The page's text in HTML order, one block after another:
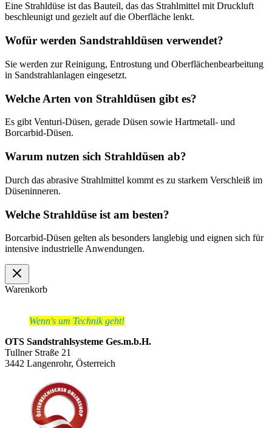
Eine Strahldüse ist das Bauteil, das das Strahlmittel mit Druckluft
beschleunigt und gezielt auf die Oberfläche lenkt.
Wofür werden Sandstrahldüsen verwendet?
Sie werden zur Reinigung, Entrostung und Oberflächenbearbeitung
in Sandstrahlanlagen eingesetzt.
Welche Arten von Strahldüsen gibt es?
Es gibt Venturi-Düsen, gerade Düsen sowie Hartmetall- und
Borcarbid-Düsen.
Warum nutzen sich Strahldüsen ab?
Durch das abrasive Strahlmittel kommt es zu starkem Verschleiß im
Düseninneren.
Welche Strahldüse ist am besten?
Borcarbid-Düsen gelten als besonders langlebig und eignen sich für
intensive industrielle Anwendungen.
Warenkorb
Wenn's um Technik geht!
OTS Sandstrahlsysteme Ges.m.b.H.
Tullner Straße 21
3442 Langenrohr, Österreich